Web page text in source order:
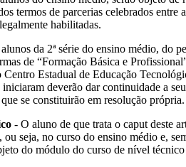
termos de parcerias celebrados entre
habilitadas.
da 2ª série do ensino médio, do
de “Formação Básica e
Estadual de Educação
deverão dar continuidade a
se constituirão em resolução própria.
- O aluno de que trata o caput deste
ou seja, no curso do ensino médio e,
do módulo do curso de nível